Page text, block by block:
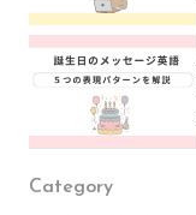
Category